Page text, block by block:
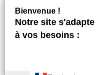
l'épanouissement de la vie.
positif, met en lumière des
créatives pour un avenir
profonde des sociétés